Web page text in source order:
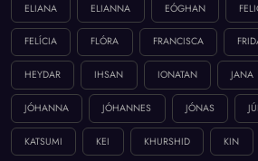
ELIANA ELIANNA EÓGHAN
FELÍCIA FLÓRA FRANCISCA
HEYDAR IHSAN IONATAN JANA
JÓHANNA JÓHANNES JÓNAS
KATSUMI KEI KHURSHID KIN